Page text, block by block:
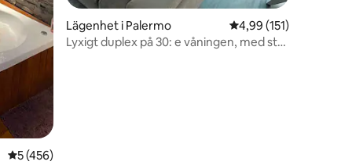
5 av 5 i genomsnittligt betyg, 456 omdömen
5 (456)
Lägenhet i Palermo 4,99 av 5 i
4,99 (151)
Lyxigt duplex på 30: e våningen, med stor